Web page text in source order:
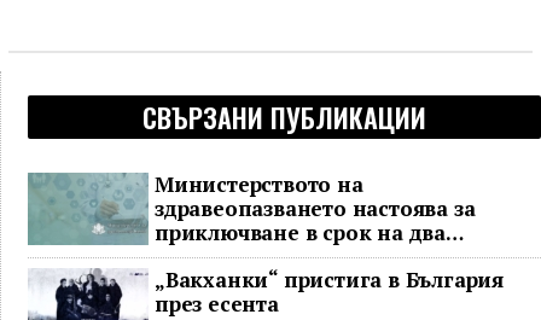
СВЪРЗАНИ ПУБЛИКАЦИИ
Министерството на
здравеопазването настоява за
приключване в срок на два
ключови строителни проекта
„Вакханки“ пристига в България
през есента